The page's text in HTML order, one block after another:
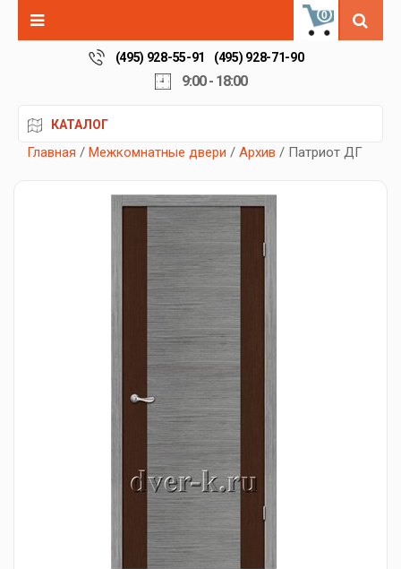
0
(495) 928-55-91 (495) 928-71-90
9:00 - 18:00
КАТАЛОГ
Главная / Межкомнатные двери / Архив / Патриот ДГ